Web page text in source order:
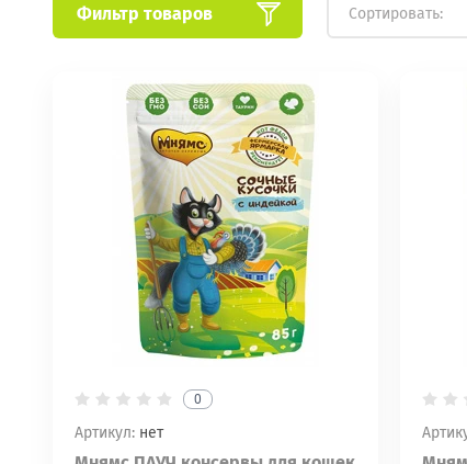
Фильтр товаров Сортировать:
0
Артикул: нет